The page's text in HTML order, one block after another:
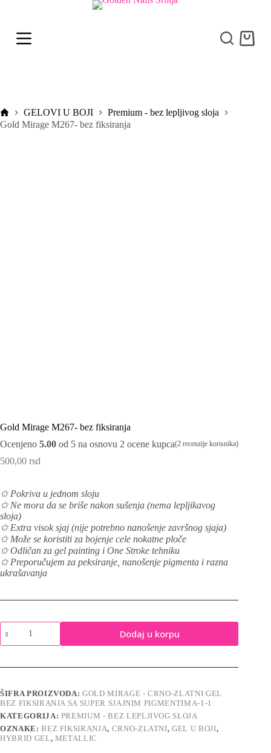
p
e
n
PočetnaGELOVI U BOJI
Premium - bez lepljivog sloja
Gold Mirage M267- bez fiksiranja
Gold Mirage M267- bez fiksiranja
Ocenjeno 5.00 od 5 na osnovu 2 ocene kupca(2 recenzije korisnika)
500,00 rsd
✩ Pokriva u jednom sloju
✩Ne mora da se briše nakon sušenja (nema lepljikavog
sloja)
✩Extra visok sjaj (nije potrebno nanošenje završnog sjaja)
✩Može se koristiti za bojenje cele nokatne ploče
✩ Odličan za gel painting i One Stroke tehniku
✩ Preporučujem za peksiranje, nanošenje pigmenta i razna
ukrašavanja
Gold
Mirage
M267-
fiksiranja
Dodaj u korpu
ŠIFRA PROIZVODA:GOLD MIRAGE - CRNO-ZLATNI GEL
BEZ FIKSIRANJA SA SUPER SJAJNIM PIGMENTIMA-1-1
KATEGORIJA: PREMIUM - BEZ LEPLJIVOG SLOJA
OZNAKE:BEZ FIKSIRANJA, CRNO-ZLATNI,GEL U BOJI,
HYBRID GEL, METALLIC